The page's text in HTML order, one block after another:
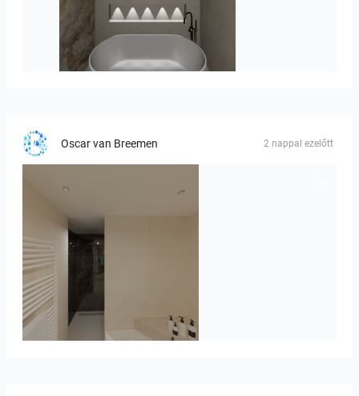
Hofman_J-01
Oscar van Breemen 2 nappal ezelőtt
Badkamerhuis